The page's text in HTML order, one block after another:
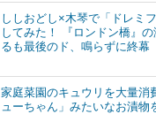
ししおどし×木琴で「ドレミ
してみた！ 『ロンドン橋』
るも最後のド、鳴らずに終幕
家庭菜園のキュウリを大量消
ューちゃん」みたいなお漬物